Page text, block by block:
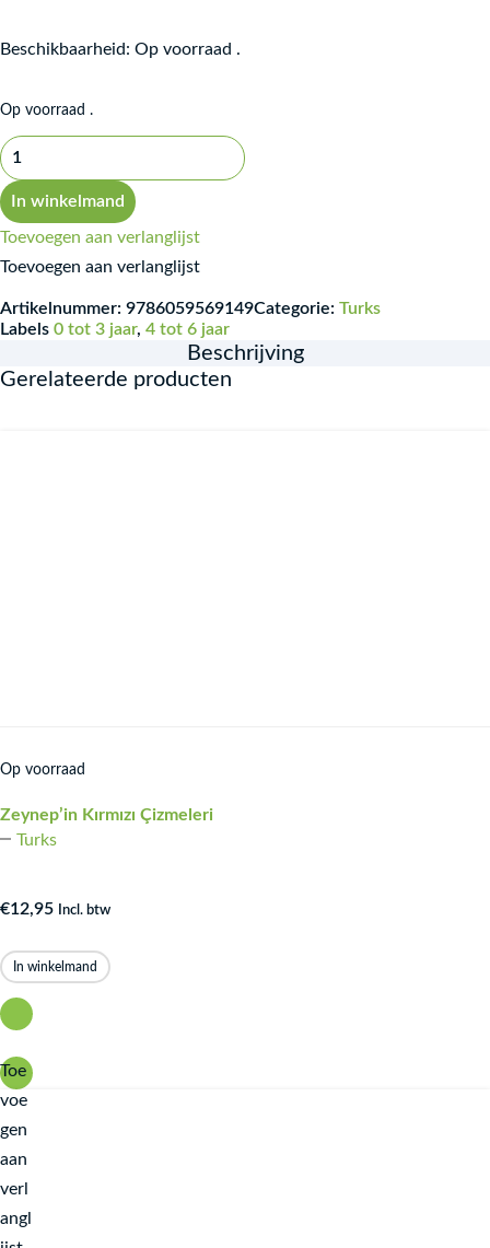
Beschikbaarheid: Op voorraad .
Op voorraad .
In winkelmand
Toevoegen aan verlanglijst
Toevoegen aan verlanglijst
Artikelnummer: 9786059569149Categorie: Turks
Labels 0 tot 3 jaar, 4 tot 6 jaar
Beschrijving
Gerelateerde producten
Op voorraad
Zeynep’in Kırmızı Çizmeleri
Turks
€12,95 Incl. btw
In winkelmand
Toe
voe
gen
aan
verl
angl